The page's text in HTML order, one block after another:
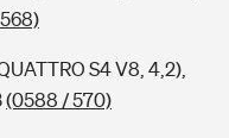
S4 V8, 4,2),
(0588 / 570)